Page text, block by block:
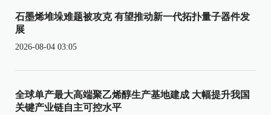
石墨烯堆垛难题被攻克 有望推动新一代拓扑量子器件发
展
2026-08-04 03:05
全球单产最大高端聚乙烯醇生产基地建成 大幅提升我国
关键产业链自主可控水平